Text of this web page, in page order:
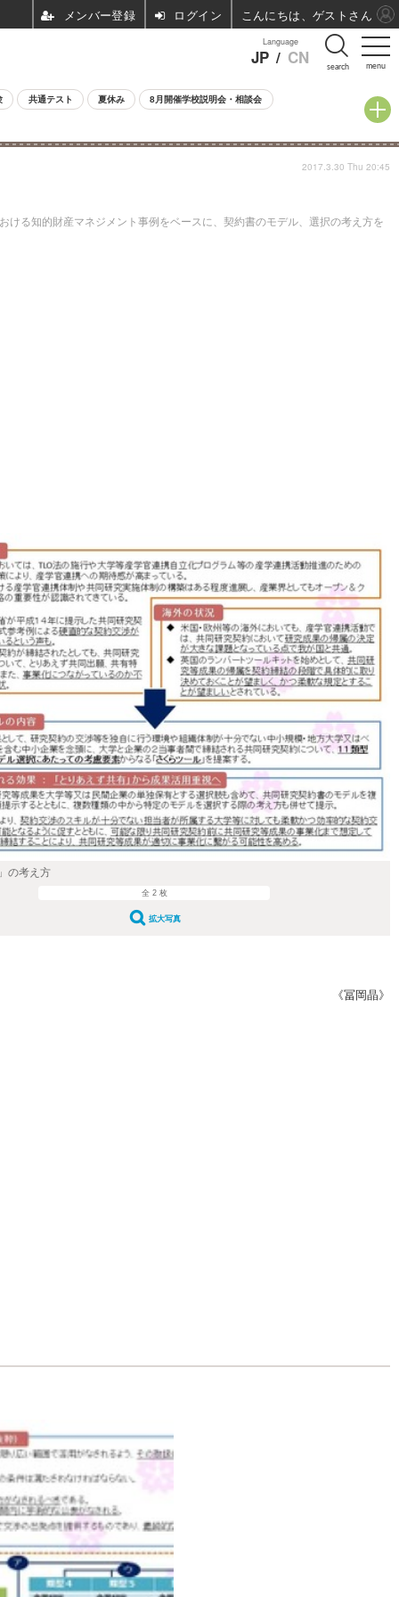
menu
Language
JP / CN search
共通テスト 夏休み 8月開催学校説明会・相談会
る知的財産マネジメント事例をベースに、契約書のモデル、選択の考え方を
2017.3.30 Thu 20:45
の考え方
全 2 枚
拡大写真
《冨岡晶》
ログイン こんにちは、ゲストさん